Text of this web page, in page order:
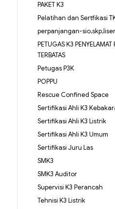
PAKET K3
Pelatihan dan Sertfikasi
perpanjangan-
PETUGAS K3 PENYELAMAT
TERBATAS
Petugas P3K
POPPU
Rescue Confined Space
Sertifikasi Ahli K3
Sertifikasi Ahli K3 Listrik
Sertifikasi Ahli K3 Umum
Sertifikasi Juru Las
SMK3
SMK3 Auditor
Supervisi K3 Perancah
Tehnisi K3 Listrik